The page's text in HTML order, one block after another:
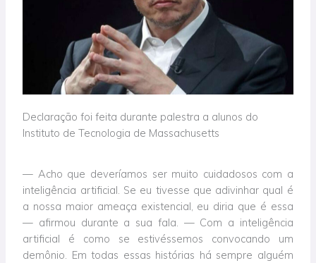
Declaração foi feita durante palestra a alunos do
Instituto de Tecnologia de Massachusetts
— Acho que deveríamos ser muito cuidadosos com a
inteligência artificial. Se eu tivesse que adivinhar qual é
a nossa maior ameaça existencial, eu diria que é essa
— afirmou durante a sua fala. — Com a inteligência
artificial é como se estivéssemos convocando um
demônio. Em todas essas histórias há sempre alguém